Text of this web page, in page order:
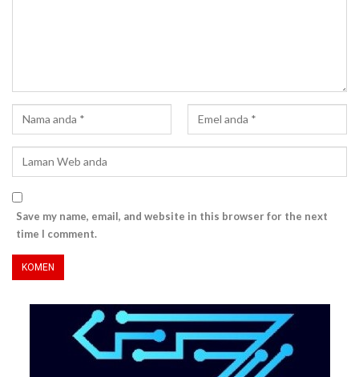
Save my name, email, and website in this browser for the next
time I comment.